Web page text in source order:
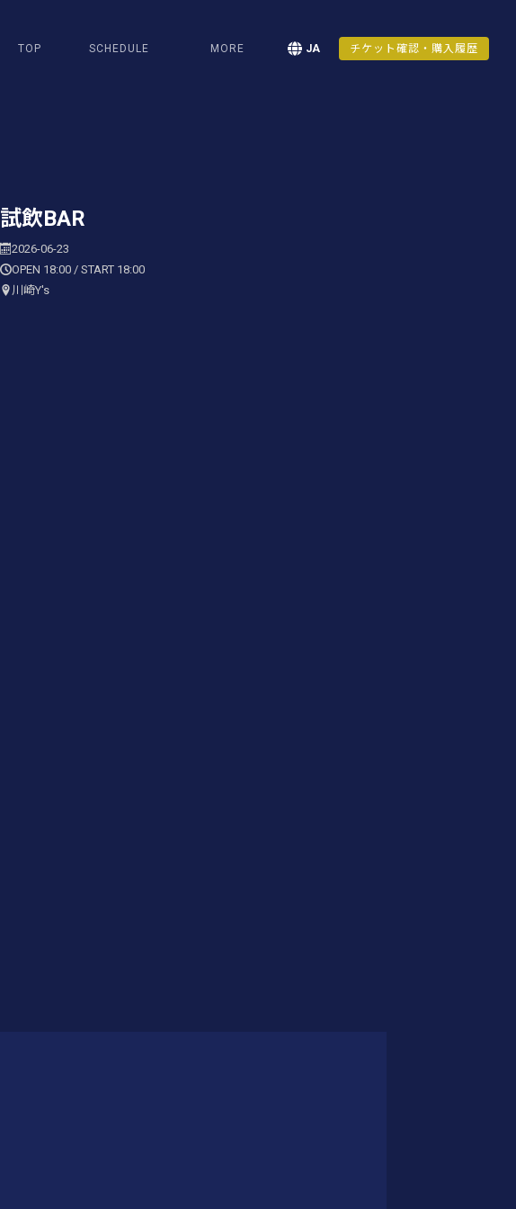
TOP SCHEDULE MORE JA チケット確認・購入履歴
試飲BAR
2026-06-23
OPEN 18:00 / START 18:00
川崎Y's